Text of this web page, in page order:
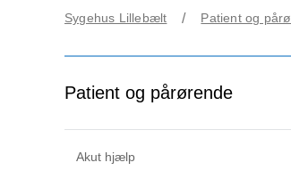
Sygehus Lillebælt Patient og
Patient og pårørende
Akut hjælp